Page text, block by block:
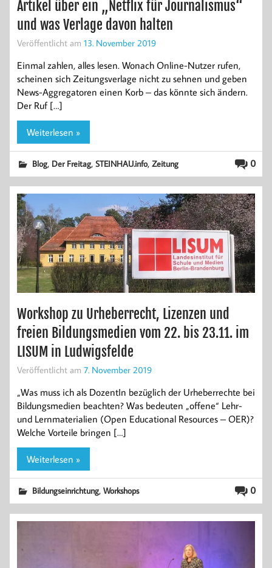
Artikel über ein „Netflix für Journalismus“
und was Verlage davon halten
Veröffentlicht am 13. November 2019
Einmal zahlen, alles lesen. Wonach Online-Nutzer rufen,
scheinen sich Zeitungsverlage nicht zu sehnen und geben
News-Aggregatoren einen Korb – das könnte sich ändern.
Der Ruf […]
Weiterlesen »
0
Blog, Der Freitag,STEINHAU.info,Zeitung
Workshop zu Urheberrecht, Lizenzen und
freien Bildungsmedien vom 22. bis 23.11. im
LISUM in Ludwigsfelde
Veröffentlicht am 7. November 2019
„Was muss ich als DozentIn bezüglich der Urheberrechte bei
Bildungsmedien beachten? Was bedeuten „offene“ Lehr-
und Lernmaterialien (Open Educational Resources – OER)?
Welche Vorteile bringen […]
Weiterlesen »
0
Bildungseinrichtung,Workshops